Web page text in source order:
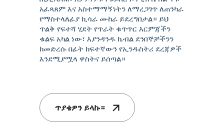
አፈጻጸም እና አስተማማኝነትን ለማረጋገጥ ለጠንካራ
የማስተላለፊያ ኪሳራ ሙከራ ይደረግበታል። ይህ
ጥልቅ የፍተሻ ሂደት የጥራት ቁጥጥር እርምጃችን
ቁልፍ አካል ነው፣ እያንዳንዱ ኬብል ደንበኞቻችንን
ከመድረሱ በፊት ከፍተኛውን የኢንዱስትሪ ደረጃዎች
እንደሚያሟላ ዋስትና ይሰጣል።
ጥያቄዎን ይላኩ።